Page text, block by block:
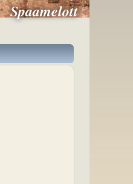
Spaamelott